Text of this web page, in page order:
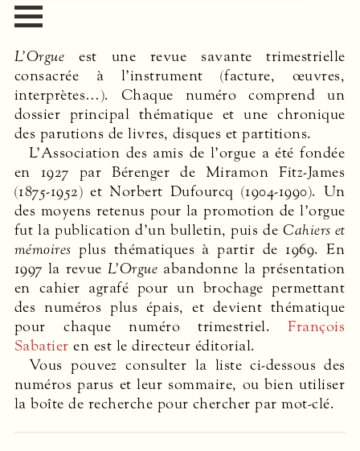
L’Orgue est une revue savante trimestrielle
consacrée à l’instrument (facture, œuvres,
interprètes…). Chaque numéro comprend un
dossier principal thématique et une chronique
des parutions de livres, disques et partitions.
L’Association des amis de l’orgue a été fondée
en 1927 par Bérenger de Miramon Fitz-James
(1875-1952) et Norbert Dufourcq (1904-1990). Un
des moyens retenus pour la promotion de l’orgue
fut la publication d’un bulletin, puis deCahiers et
mémoires plus thématiques à partir de 1969. En
1997 la revue L’Orgue abandonne la présentation
en cahier agrafé pour un brochage permettant
des numéros plus épais, et devient thématique
pour chaque numéro trimestriel.François
Sabatier en est le directeur éditorial.
Vous pouvez consulter la liste ci-dessous des
numéros parus et leur sommaire, ou bien utiliser
la boîte de recherche pour chercher par mot-clé.